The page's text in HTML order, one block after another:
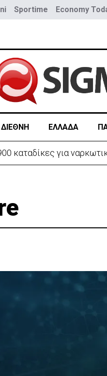
Sportime Economy
ΔΙΕΘΝΗ ΕΛΛΑΔΑ
καταδίκες για